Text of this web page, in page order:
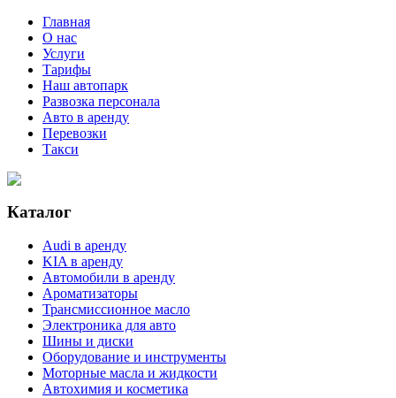
Главная
О нас
Услуги
Тарифы
Наш автопарк
Развозка персонала
Авто в аренду
Перевозки
Такси
Каталог
Audi в аренду
KIA в аренду
Автомобили в аренду
Ароматизаторы
Трансмиссионное масло
Электроника для авто
Шины и диски
Оборудование и инструменты
Моторные масла и жидкости
Автохимия и косметика